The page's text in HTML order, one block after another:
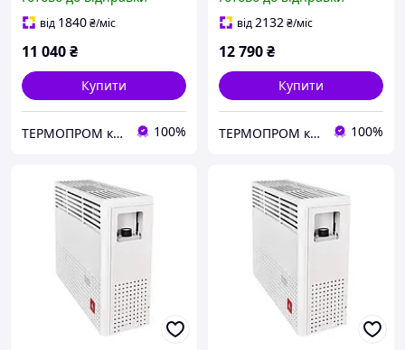
форсунки під балонний
газ)від 1840₴/міс
11 040₴
Купити
TEPMOПРОМ крамниця та інтернет продажі 100%
балонний газ)
від2132₴/міс
12 790₴
Купити
TEPMOПРОМ крамниця та інтернет продажі 100%